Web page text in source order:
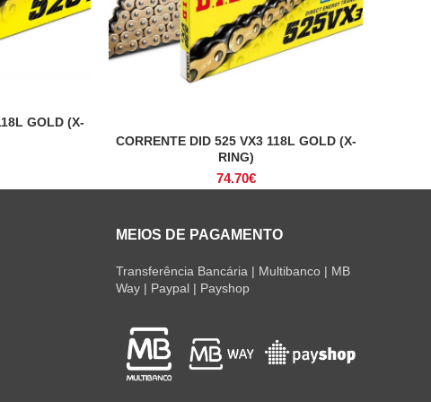
GOLD (X-
ADICIONAR
CORRENTE DID 525 VX3 118L GOLD (X-
RING)
74.70€
MEIOS DE PAGAMENTO
Transferência Bancária | Multibanco | MB
Way | Paypal | Payshop